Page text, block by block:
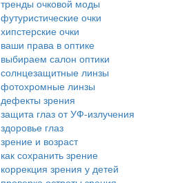
тренды очковой моды
футуристические очки
хипстерские очки
ваши права в оптике
выбираем салон оптики
солнцезащитные линзы
фотохромные линзы
дефекты зрения
защита глаз от УФ-излучения
здоровье глаз
зрение и возраст
как сохранить зрение
коррекция зрения у детей